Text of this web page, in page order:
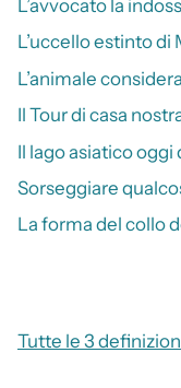
L’avvocato la
L’uccello estinto di
L’animale
Il Tour di casa
Il lago asiatico
Sorseggiare
La forma del collo
Tutte le 3